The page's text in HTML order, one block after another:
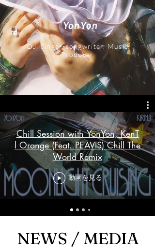
YonYon
DJ, Singer-songwriter, Music
Producer
Chill Session with YonYon, KenT
l Orange (Feat. PEAVIS) Chill The
World Remix
動画を見る
NEWS / MEDIA